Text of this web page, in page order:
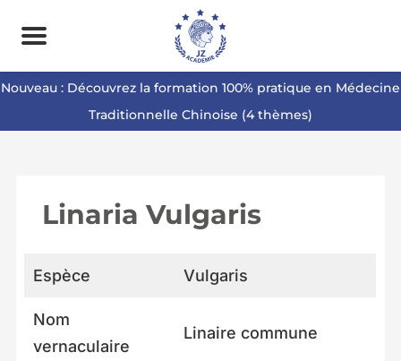
Nouveau : Découvrez la formation 100% pratique en Médecine
Traditionnelle Chinoise (4 thèmes)
Linaria Vulgaris
Espèce Vulgaris
Nom
vernaculaire
Linaire commune